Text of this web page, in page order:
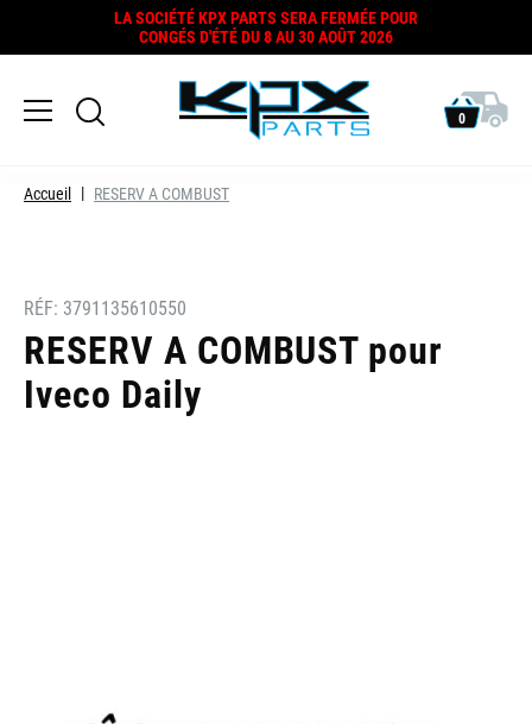
LA SOCIÉTÉ KPX PARTS SERA FERMÉE POUR
CONGÉS D'ÉTÉ DU 8 AU 30 AOÛT 2026
0
Accueil RESERV A COMBUST
RÉF: 3791135610550
RESERV A COMBUST pour
Iveco Daily